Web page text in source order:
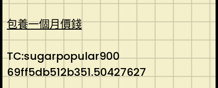
包養一個月價錢
TC:sugarpopular900
69ff5db512b351.50427627